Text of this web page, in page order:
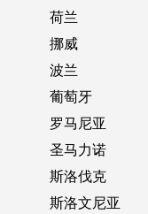
荷兰
挪威
波兰
葡萄牙
罗马尼亚
圣马力诺
斯洛伐克
斯洛文尼亚